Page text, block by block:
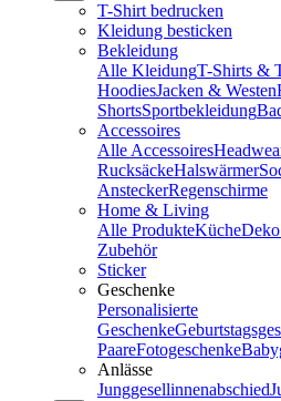
T-Shirt bedrucken
Kleidung besticken
Bekleidung
Alle KleidungT-Shirts &
HoodiesJacken & Westen
ShortsSportbekleidung
Accessoires
Alle Accessoires
RucksäckeHalswärmer
AnsteckerRegenschirme
Home & Living
Alle ProdukteKüche
Zubehör
Sticker
Geschenke
Personalisierte
Geschenke
PaareFotogeschenke
Anlässe
Junggesellinnenabschied